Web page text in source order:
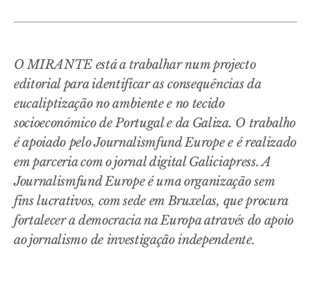
O MIRANTE está a trabalhar num projecto
editorial para identificar as consequências da
eucaliptização no ambiente e no tecido
socioeconómico de Portugal e da Galiza. O trabalho
é apoiado pelo Journalismfund Europe e é realizado
em parceria com o jornal digital Galiciapress. A
Journalismfund Europe é uma organização sem
fins lucrativos, com sede em Bruxelas, que procura
fortalecer a democracia na Europa através do apoio
ao jornalismo de investigação independente.